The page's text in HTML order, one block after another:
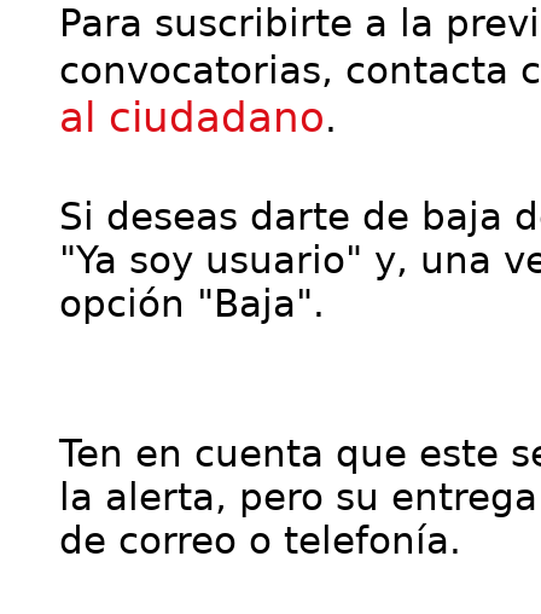
Para suscribirte a la
convocatorias, contacta
al ciudadano.
Si deseas darte de baja
"Ya soy usuario" y, una
opción "Baja".
Ten en cuenta que este
la alerta, pero su
de correo o telefonía.